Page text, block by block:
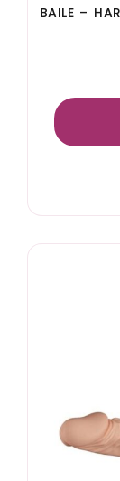
BAILE –